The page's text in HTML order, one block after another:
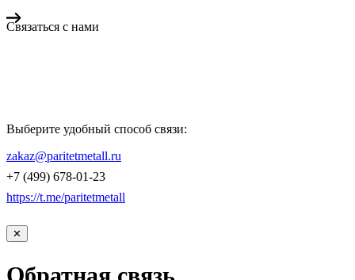
Связаться с нами
Выберите удобный способ связи:
zakaz@paritetmetall.ru
+7 (499) 678-01-23
https://t.me/paritetmetall
✕